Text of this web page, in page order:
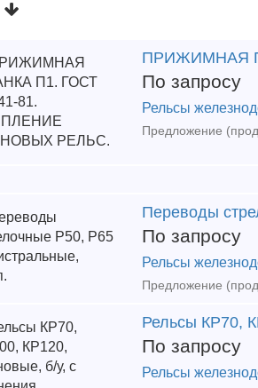
ПРИЖИМНАЯ
По запросу
Рельсы
Переводы
По запросу
Рельсы
Рельсы КР70,
По запросу
Рельсы